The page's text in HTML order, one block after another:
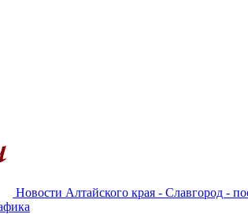
Новости Алтайского края - Славгород -